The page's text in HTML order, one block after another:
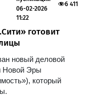
готовит
новый деловой
Новой Эры
который
6 411
06-02-2026
11:22